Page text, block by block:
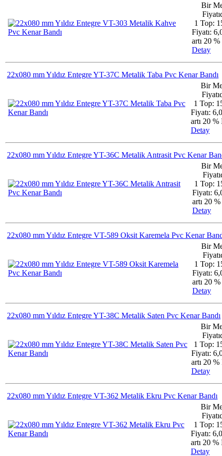
Bir
1 Top:
Fiyatı:
artı 20
Detay
22x080 mm Yıldız Entegre YT-37C Metalik Taba Pvc Kenar Bandı
Bir
1 Top:
Fiyatı:
artı 20
Detay
22x080 mm Yıldız Entegre YT-36C Metalik Antrasit Pvc Kenar
Bir
1 Top:
Fiyatı:
artı 20
Detay
22x080 mm Yıldız Entegre VT-589 Oksit Karemela Pvc Kenar
Bir
1 Top:
Fiyatı:
artı 20
Detay
22x080 mm Yıldız Entegre YT-38C Metalik Saten Pvc Kenar Bandı
Bir
1 Top:
Fiyatı:
artı 20
Detay
22x080 mm Yıldız Entegre VT-362 Metalik Ekru Pvc Kenar Bandı
Bir
1 Top:
Fiyatı:
artı 20
Detay